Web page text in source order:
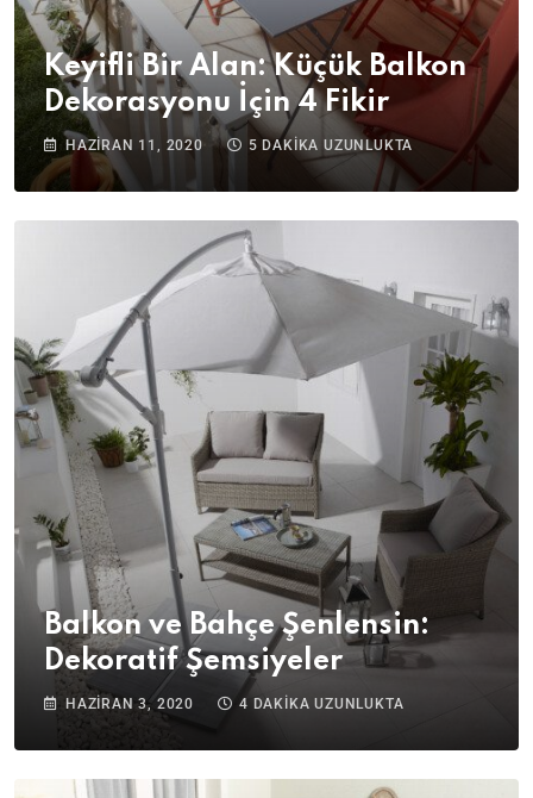
Keyifli Bir Alan: Küçük Balkon
Dekorasyonu İçin 4 Fikir
HAZIRAN 11, 2020 5 DAKIKA UZUNLUKTA
Balkon ve Bahçe Şenlensin:
Dekoratif Şemsiyeler
HAZIRAN 3, 2020 4 DAKIKA UZUNLUKTA